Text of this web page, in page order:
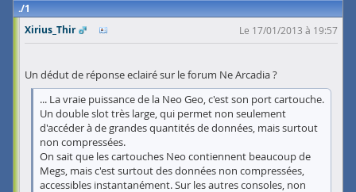
1
Xirius_Thir
Le 17/01/2013 à 19:57
Un dédut de réponse eclairé sur le forum Ne Arcadia ?
... La vraie puissance de la Neo Geo, c'est son port cartouche.
Un double slot très large, qui permet non seulement
d'accéder à de grandes quantités de données, mais surtout
non compressées.
On sait que les cartouches Neo contiennent beaucoup de
Megs, mais c'est surtout des données non compressées,
accessibles instantanément. Sur les autres consoles, non